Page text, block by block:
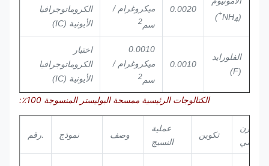
(NH
4
+
)
0.0020
ميكروغرام /
سم2
الكروماتوجرافيا
الأيونية (IC)
الفلورايد
(F)
0.0010
0.0010
ميكروغرام /
سم2
اختبار
الكروماتوجرافيا
الأيونية (IC)
الكتالوجات الرئيسية ممسحة البوليستر المنسوجة 100٪:
رقم. نموذج وصف
عملية
النسيج
تكوين
الوزن